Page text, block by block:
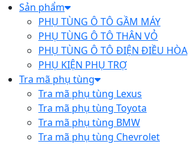
Sản phẩm
PHỤ TÙNG Ô TÔ GẦM MÁY
PHỤ TÙNG Ô TÔ THÂN VỎ
PHỤ TÙNG Ô TÔ ĐIỆN ĐIỀU HÒA
PHỤ KIỆN PHỤ TRỢ
Tra mã phụ tùng
Tra mã phụ tùng Lexus
Tra mã phụ tùng Toyota
Tra mã phụ tùng BMW
Tra mã phụ tùng Chevrolet